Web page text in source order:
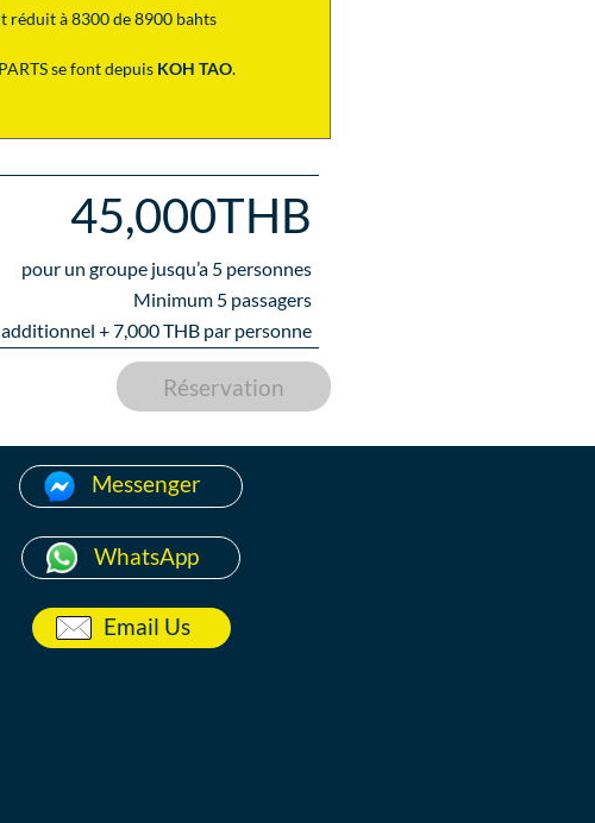
réduit à 8300 de 8900 bahts
se font depuis KOH TAO.
45,000THB
pour un groupe jusqu’a 5 personnes
Minimum 5 passagers
additionnel +7,000THB par personne
Réservation
Messenger
WhatsApp
Email Us